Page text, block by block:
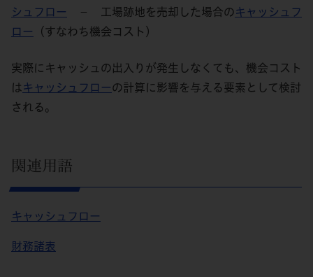
シュフロー
－ 工場跡地を売却した場合のキャッシュフ
ロー
（すなわち機会コスト）
実際にキャッシュの出入りが発生しなくても、機会コスト
は キャッシュフローの計算に影響を与える要素として検討
される。
関連用語
キャッシュフロー
財務諸表